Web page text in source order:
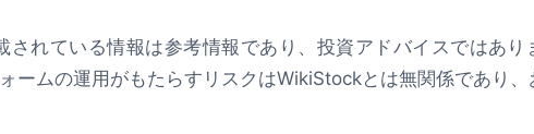
されている情報は参考情報であり、投資アドバイスではあ
ームの運用がもたらすリスクはWikiStockとは無関係であり